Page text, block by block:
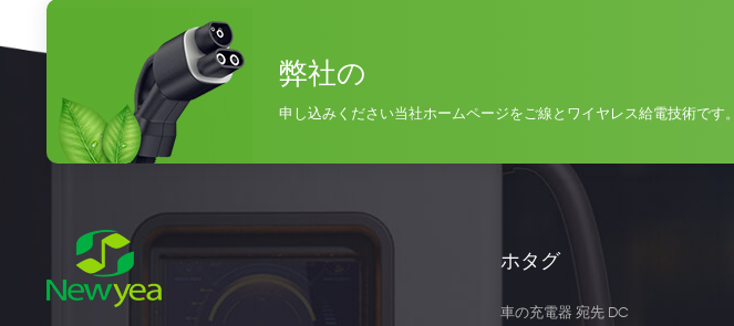
弊社の
申し込みください当社ホームページをご線とワイヤレス給電技術です。
ホタグ
車の充電器 宛先 DC